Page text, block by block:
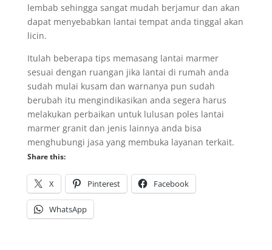
lembab sehingga sangat mudah berjamur dan akan
dapat menyebabkan lantai tempat anda tinggal akan
licin.
Itulah beberapa tips memasang lantai marmer
sesuai dengan ruangan jika lantai di rumah anda
sudah mulai kusam dan warnanya pun sudah
berubah itu mengindikasikan anda segera harus
melakukan perbaikan untuk lulusan poles lantai
marmer granit dan jenis lainnya anda bisa
menghubungi jasa yang membuka layanan terkait.
Share this:
X Pinterest Facebook
WhatsApp